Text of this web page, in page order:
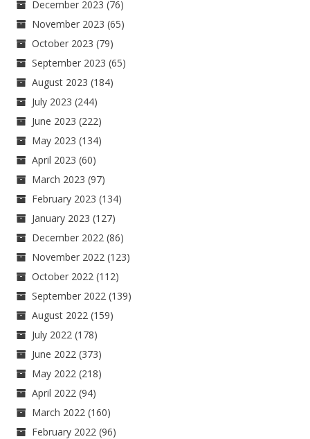
December 2023 (76)
November 2023 (65)
October 2023 (79)
September 2023 (65)
August 2023 (184)
July 2023 (244)
June 2023 (222)
May 2023 (134)
April 2023 (60)
March 2023 (97)
February 2023 (134)
January 2023 (127)
December 2022 (86)
November 2022 (123)
October 2022 (112)
September 2022 (139)
August 2022 (159)
July 2022 (178)
June 2022 (373)
May 2022 (218)
April 2022 (94)
March 2022 (160)
February 2022 (96)